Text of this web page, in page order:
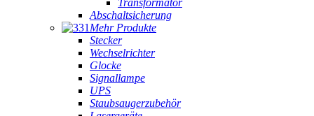
Transformator
Abschaltsicherung
Mehr Produkte
Stecker
Wechselrichter
Glocke
Signallampe
UPS
Staubsaugerzubehör